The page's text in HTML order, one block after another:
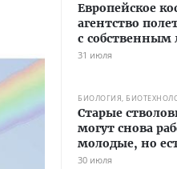
Европейское
агентство
с собственным
31 июля
БИОЛОГИЯ,
Старые
могут снова
молодые, но
30 июля